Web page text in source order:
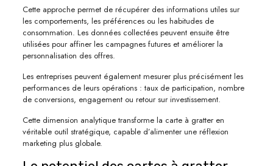
Cette approche permet de récupérer des informations utiles sur
les comportements, les préférences ou les habitudes de
consommation. Les données collectées peuvent ensuite être
utilisées pour affiner les campagnes futures et améliorer la
personnalisation des offres.
Les entreprises peuvent également mesurer plus précisément les
performances de leurs opérations : taux de participation, nombre
de conversions, engagement ou retour sur investissement.
Cette dimension analytique transforme la carte à gratter en
véritable outil stratégique, capable d’alimenter une réflexion
marketing plus globale.